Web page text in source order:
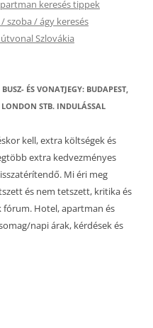
keresés tippek
szoba / ágy keresés
Szlovákia
ÉS VONATJEGY: BUDAPEST,
STB. INDULÁSSAL
kell, extra költségek és
extra kedvezményes
Mi éri meg
és nem tetszett, kritika és
fórum. Hotel, apartman és
napi árak, kérdések és